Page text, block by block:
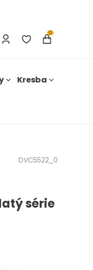
0
Kresba
DVC5522_0
série